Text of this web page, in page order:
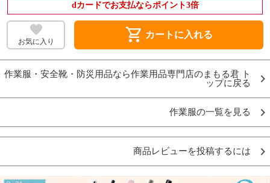
dカードでお支払ならポイント3倍
お気に入り shopping_cart カートに入れる
作業服・安全靴・防災用品なら作業用品専門店のまもる君 ト
ップに戻る
作業服の一覧を見る
商品レビューを投稿するには